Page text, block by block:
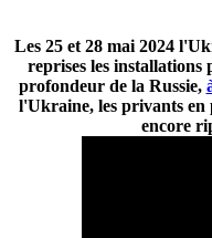
Les 25 et 28 mai 2024
reprises les installations
profondeur de la Russie,
l'Ukraine, les privants en
encore